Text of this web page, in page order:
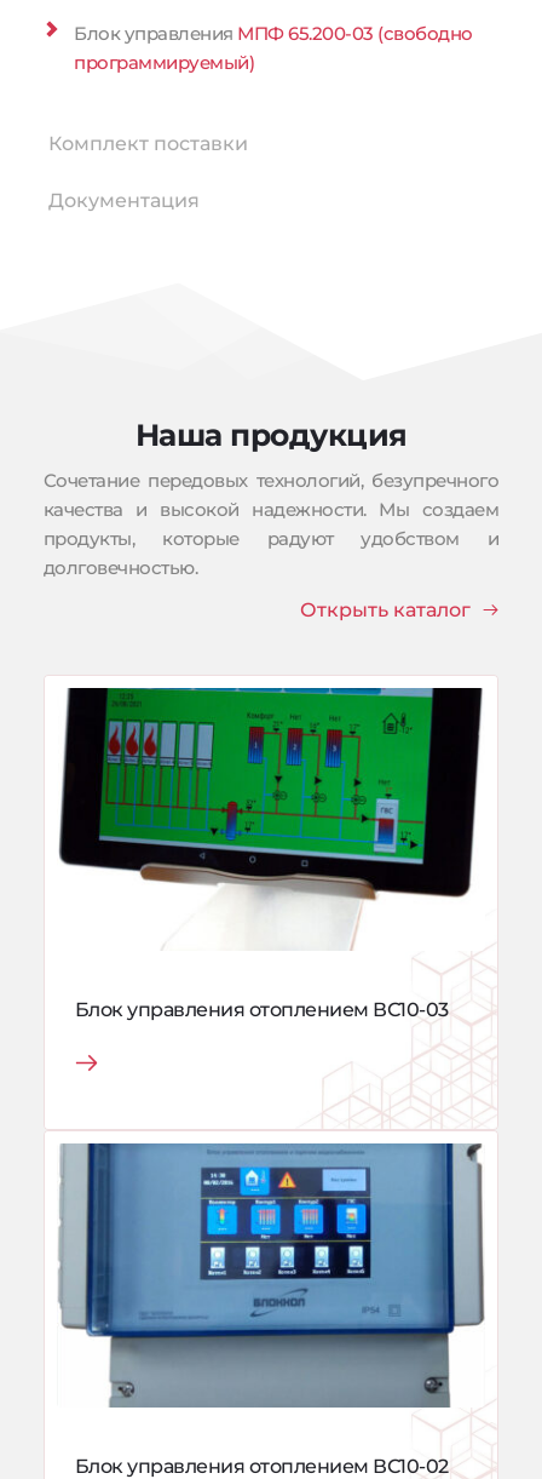
Блок управления МПФ 65.200-03 (свободно
программируемый)
Комплект поставки
Документация
Наша продукция
Сочетание передовых технологий, безупречного
качества и высокой надежности. Мы создаем
продукты, которые радуют удобством и
долговечностью.
Открыть каталог
Блок управления отоплением ВС10-03
Блок управления отоплением ВС10-02